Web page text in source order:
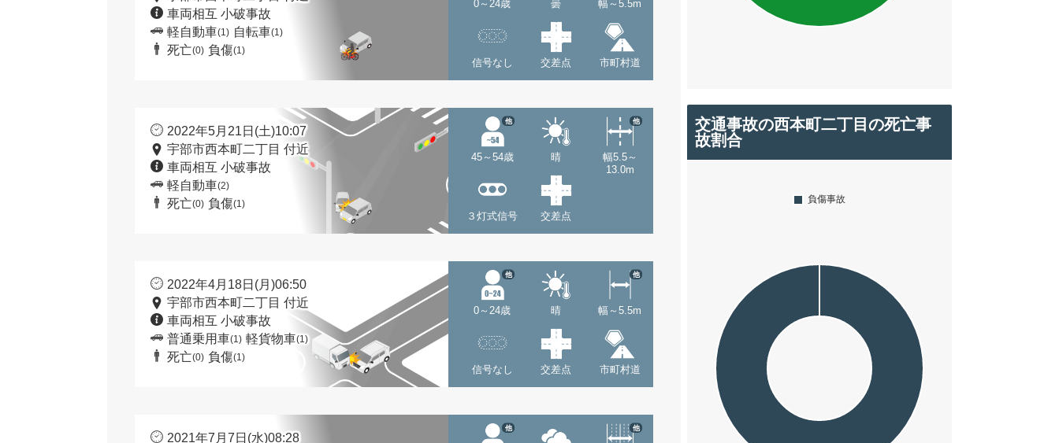
車両相互 小破事故
軽自動車(1) 自転車(1)
死亡(0) 負傷(1)
0～24歳 曇 幅～5.5m
信号なし 交差点 市町村道
2022年5月21日(土)10:07
宇部市西本町二丁目 付近
車両相互 小破事故
軽自動車(2)
死亡(0) 負傷(1)
45～54歳
他
晴
幅5.5～
13.0m
他
３灯式信号 交差点
2022年4月18日(月)06:50
宇部市西本町二丁目 付近
車両相互 小破事故
普通乗用車(1) 軽貨物車(1)
死亡(0) 負傷(1)
0～24歳
他
晴 幅～5.5m
他
信号なし 交差点 市町村道
2021年7月7日(水)08:28
他 他
交通事故の西本町二丁目の死亡事
故割合